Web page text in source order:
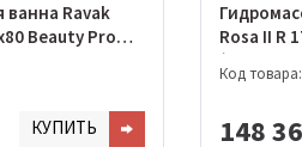
ванна Ravak
Beauty Pro
КУПИТЬ
Rosa II R
Код
148